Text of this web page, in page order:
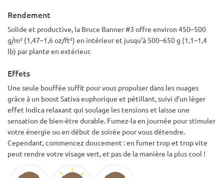
Rendement
Solide et productive, la Bruce Banner #3 offre environ 450–500
g/m² (1,47–1,6 oz/ft²) en intérieur et jusqu’à 500–650 g (1,1–1,4
lb) par plante en extérieur.
Effets
Une seule bouffée suffit pour vous propulser dans les nuages
grâce à un boost Sativa euphorique et pétillant, suivi d’un léger
effet Indica relaxant qui soulage les tensions et laisse une
sensation de bien-être durable. Fumez-la en journée pour stimuler
votre énergie ou en début de soirée pour vous détendre.
Cependant, commencez doucement : en fumer trop et trop vite
peut rendre votre visage vert, et pas de la manière la plus cool !